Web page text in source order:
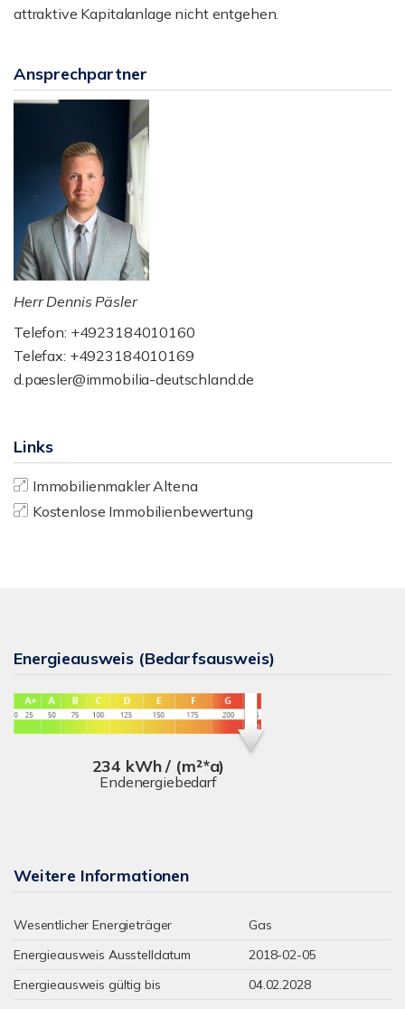
attraktive Kapitalanlage nicht entgehen.
Ansprechpartner
Herr Dennis Päsler
Telefon: +4923184010160
Telefax: +4923184010169
d.paesler@immobilia-deutschland.de
Links
Immobilienmakler Altena
Kostenlose Immobilienbewertung
Energieausweis (Bedarfsausweis)
234 kWh / (m²*a)
Endenergiebedarf
Weitere Informationen
Wesentlicher Energieträger
Gas
Energieausweis Ausstelldatum
2018-02-05
Energieausweis gültig bis
04.02.2028